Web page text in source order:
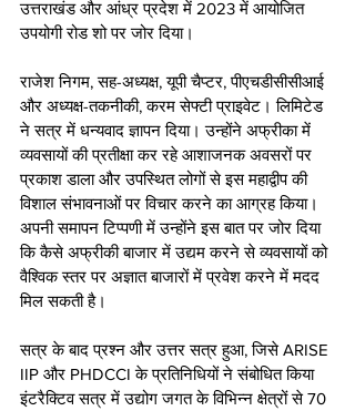
उत्तराखंड और आंध्र प्रदेश में 2023 में आयोजित
उपयोगी रोड शो पर जोर दिया।
राजेश निगम, सह-अध्यक्ष, यूपी चैप्टर, पीएचडीसीसीआई
और अध्यक्ष-तकनीकी, करम सेफ्टी प्राइवेट। लिमिटेड
ने सत्र में धन्यवाद ज्ञापन दिया। उन्होंने अफ्रीका में
व्यवसायों की प्रतीक्षा कर रहे आशाजनक अवसरों पर
प्रकाश डाला और उपस्थित लोगों से इस महाद्वीप की
विशाल संभावनाओं पर विचार करने का आग्रह किया।
अपनी समापन टिप्पणी में उन्होंने इस बात पर जोर दिया
कि कैसे अफ्रीकी बाजार में उद्यम करने से व्यवसायों को
वैश्विक स्तर पर अज्ञात बाजारों में प्रवेश करने में मदद
मिल सकती है।
सत्र के बाद प्रश्न और उत्तर सत्र हुआ, जिसे ARISE
IIP और PHDCCI के प्रतिनिधियों ने संबोधित किया
इंटरैक्टिव सत्र में उद्योग जगत के विभिन्न क्षेत्रों से 70